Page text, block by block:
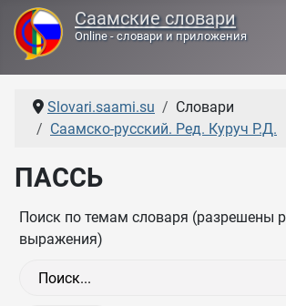
Саамские словари
Online - словари и приложения
Slovari.saami.su
Словари
Саамско-русский. Ред. Куруч Р.Д.
ПАССЬ
Поиск по темам словаря (разрешены
выражения)